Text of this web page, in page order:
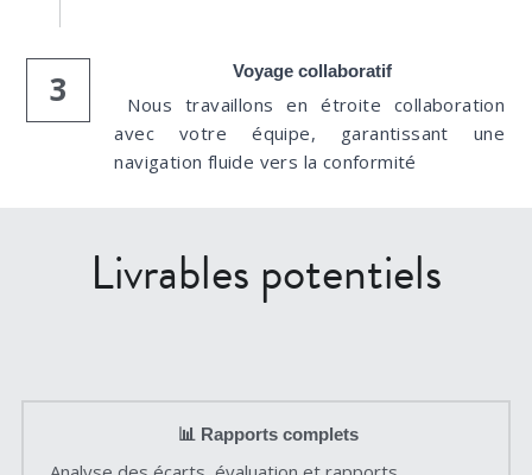
3 Voyage collaboratif
Nous travaillons en étroite collaboration
avec votre équipe, garantissant une
navigation fluide vers la conformité
Livrables potentiels
📊 Rapports complets